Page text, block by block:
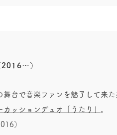
～）
台で音楽ファンを魅了して来た
カッションデュオ「うたり」 。
）